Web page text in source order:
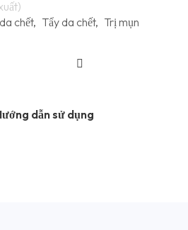
chết, Tẩy da chết, Trị mụn
dẫn sử dụng